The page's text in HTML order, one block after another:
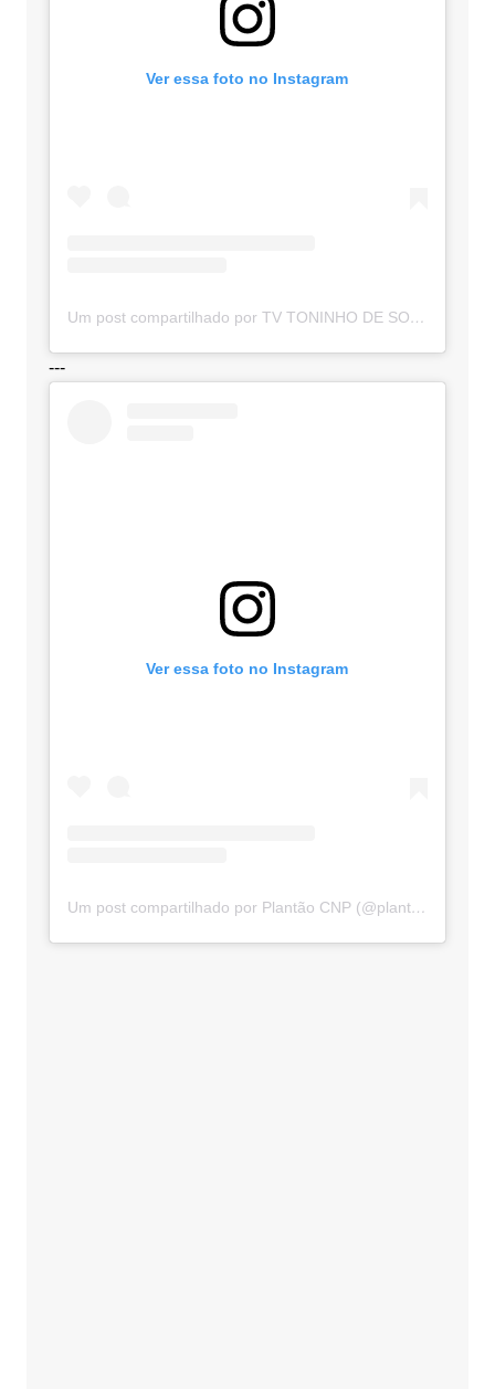
Ver essa foto no Instagram
Um post compartilhado por TV TONINHO DE SOUZA (@toninhodesouzamt)
---
Ver essa foto no Instagram
Um post compartilhado por Plantão CNP (@plantaocnp)